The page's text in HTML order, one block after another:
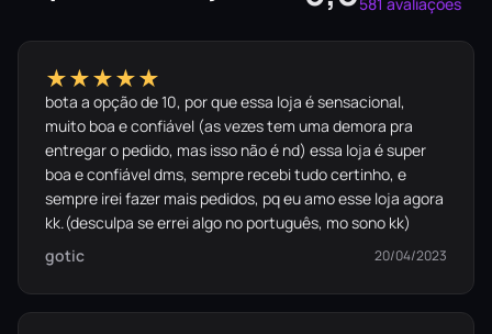
★★★★★
bota a opção de 10, por que essa loja é sensacional,
muito boa e confiável (as vezes tem uma demora pra
entregar o pedido, mas isso não é nd) essa loja é super
boa e confiável dms, sempre recebi tudo certinho, e
sempre irei fazer mais pedidos, pq eu amo esse loja agora
kk.(desculpa se errei algo no português, mo sono kk)
gotic
20/04/2023